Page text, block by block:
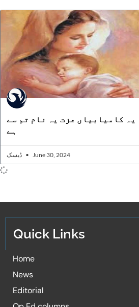
یہ کامیابیاں عزت یہ نام تم سے
ہے
June 30, 2024
Quick Links
Home
News
Editorial